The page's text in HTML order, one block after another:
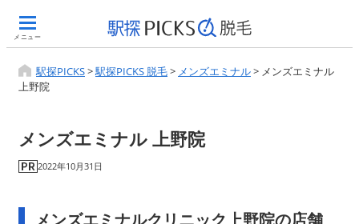
メニュー
駅探PICKS>駅探PICKS 脱毛> メンズエミナル> メンズエミナル
上野院
メンズエミナル 上野院
2022年10月31日
メンズエミナルクリニック上野院の店舗